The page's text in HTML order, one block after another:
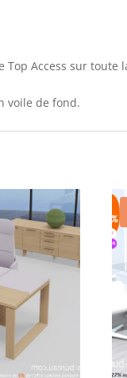
Access sur toute
voile de fond.